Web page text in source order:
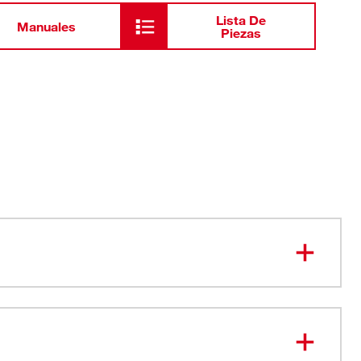
Manuales
Lista De
Piezas